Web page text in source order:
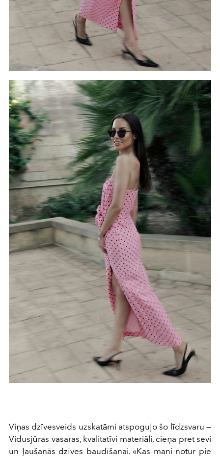
Viņas dzīvesveids uzskatāmi atspoguļo šo līdzsvaru —
Vidusjūras vasaras, kvalitatīvi materiāli, cieņa pret sevi
un ļaušanās dzīves baudīšanai. «Kas mani notur pie